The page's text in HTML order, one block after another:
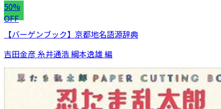
50%
OFF
【バーゲンブック】京都地名語源辞典
吉田金彦 糸井通浩 綱本逸雄 編